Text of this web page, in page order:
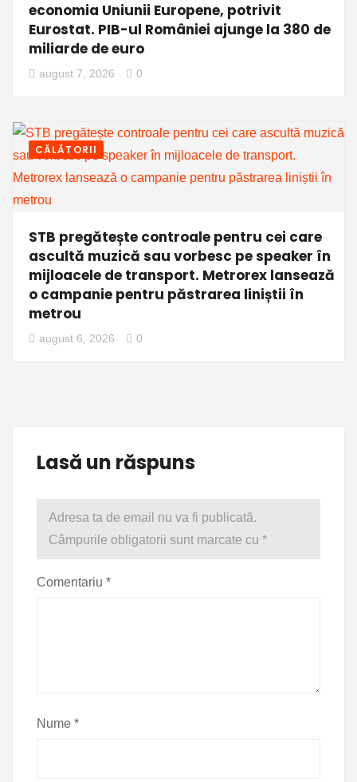
economia Uniunii Europene, potrivit
Eurostat. PIB-ul României ajunge la 380 de
miliarde de euro
august 7, 2026 0
CĂLĂTORII
STB pregătește controale pentru cei care
ascultă muzică sau vorbesc pe speaker în
mijloacele de transport. Metrorex lansează
o campanie pentru păstrarea liniștii în
metrou
august 6, 2026 0
Lasă un răspuns
Adresa ta de email nu va fi publicată.
Câmpurile obligatorii sunt marcate cu *
Comentariu *
Nume *